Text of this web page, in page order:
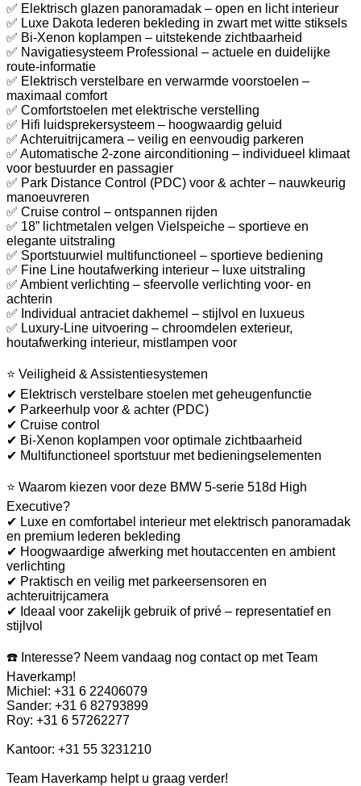
✅ Elektrisch glazen panoramadak – open en licht interieur
✅ Luxe Dakota lederen bekleding in zwart met witte stiksels
✅ Bi-Xenon koplampen – uitstekende zichtbaarheid
✅ Navigatiesysteem Professional – actuele en duidelijke
route-informatie
✅ Elektrisch verstelbare en verwarmde voorstoelen –
maximaal comfort
✅ Comfortstoelen met elektrische verstelling
✅ Hifi luidsprekersysteem – hoogwaardig geluid
✅ Achteruitrijcamera – veilig en eenvoudig parkeren
✅ Automatische 2-zone airconditioning – individueel klimaat
voor bestuurder en passagier
✅ Park Distance Control (PDC) voor & achter – nauwkeurig
manoeuvreren
✅ Cruise control – ontspannen rijden
✅ 18” lichtmetalen velgen Vielspeiche – sportieve en
elegante uitstraling
✅ Sportstuurwiel multifunctioneel – sportieve bediening
✅ Fine Line houtafwerking interieur – luxe uitstraling
✅ Ambient verlichting – sfeervolle verlichting voor- en
achterin
✅ Individual antraciet dakhemel – stijlvol en luxueus
✅ Luxury-Line uitvoering – chroomdelen exterieur,
houtafwerking interieur, mistlampen voor
⭐ Veiligheid & Assistentiesystemen
✔ Elektrisch verstelbare stoelen met geheugenfunctie
✔ Parkeerhulp voor & achter (PDC)
✔ Cruise control
✔ Bi-Xenon koplampen voor optimale zichtbaarheid
✔ Multifunctioneel sportstuur met bedieningselementen
⭐ Waarom kiezen voor deze BMW 5-serie 518d High
Executive?
✔ Luxe en comfortabel interieur met elektrisch panoramadak
en premium lederen bekleding
✔ Hoogwaardige afwerking met houtaccenten en ambient
verlichting
✔ Praktisch en veilig met parkeersensoren en
achteruitrijcamera
✔ Ideaal voor zakelijk gebruik of privé – representatief en
stijlvol
☎️ Interesse? Neem vandaag nog contact op met Team
Haverkamp!
Michiel: +31 6 22406079
Sander: +31 6 82793899
Roy: +31 6 57262277
Kantoor: +31 55 3231210
Team Haverkamp helpt u graag verder!